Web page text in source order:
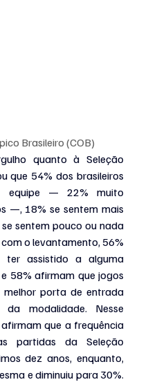
Brasileiro (COB)
quanto à Seleção
que 54% dos brasileiros
equipe — 22% muito
—, 18% se sentem mais
sentem pouco ou nada
o levantamento, 56%
ter assistido a alguma
58% afirmam que jogos
melhor porta de entrada
modalidade. Nesse
que a frequência
partidas da Seleção
dez anos, enquanto,
e diminuiu para 30%.